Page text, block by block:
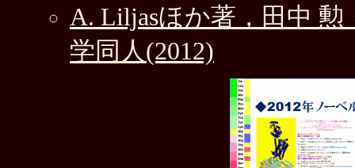
A. Liljasほか著，田中 勲
学同人(2012)